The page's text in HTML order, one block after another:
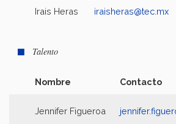
Irais Heras iraisheras@tec.mx
Talento
Nombre Contacto
Jennifer Figueroa